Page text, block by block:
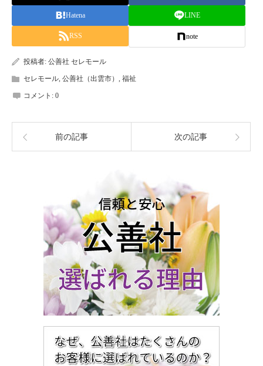
Hatena LINE
RSS note
投稿者: 公善社 セレモール
セレモール 公善社（出雲市） 福祉
コメント: 0
前の記事 次の記事